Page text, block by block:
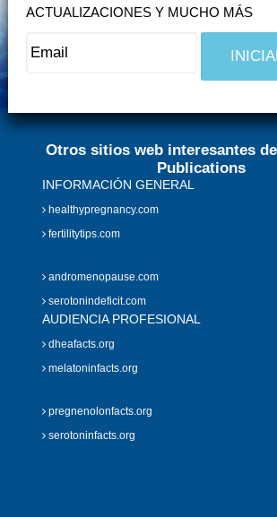
ACTUALIZACIONES Y MUCHO MÁS
Otros sitios web interesantes
Publications
INFORMACIÓN GENERAL
healthypregnancy.com
fertilitytips.com
andromenopause.com
serotonindeficit.com
AUDIENCIA PROFESIONAL
dheafacts.org
melatoninfacts.org
pregnenolonfacts.org
serotoninfacts.org